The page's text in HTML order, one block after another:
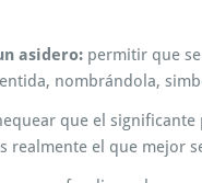
asidero: permitir que
nombrándola,
que el significante
realmente el que mejor